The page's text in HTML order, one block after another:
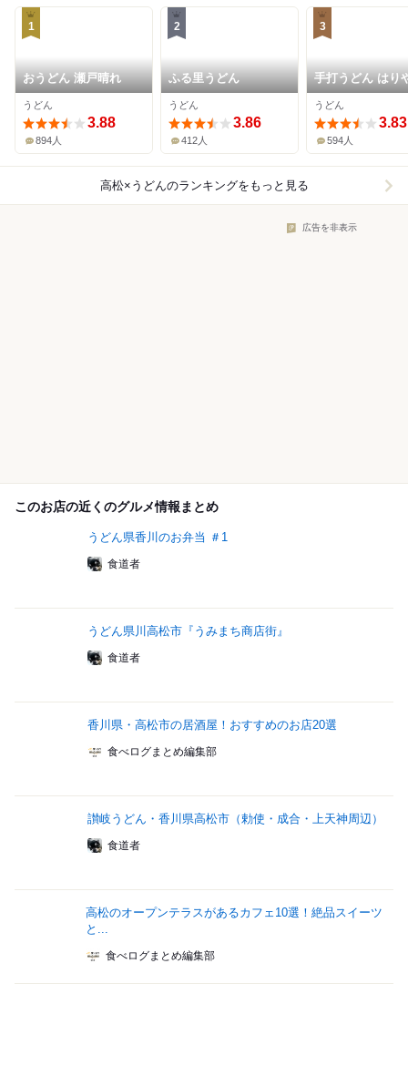
1
おうどん 瀬戸晴れ
うどん
3.88
894人
2
ふる里うどん
うどん
3.86
412人
3
手打うどん はり
うどん
3.83
594人
高松×うどんのランキングをもっと見る
広告を非表示
このお店の近くのグルメ情報まとめ
うどん県香川のお弁当 ＃1
食道者
うどん県川高松市『うみまち商店街』
食道者
香川県・高松市の居酒屋！おすすめのお店20選
食べログまとめ編集部
讃岐うどん・香川県高松市（勅使・成合・上天神周辺）
食道者
高松のオープンテラスがあるカフェ10選！絶品スイーツ
と...
食べログまとめ編集部